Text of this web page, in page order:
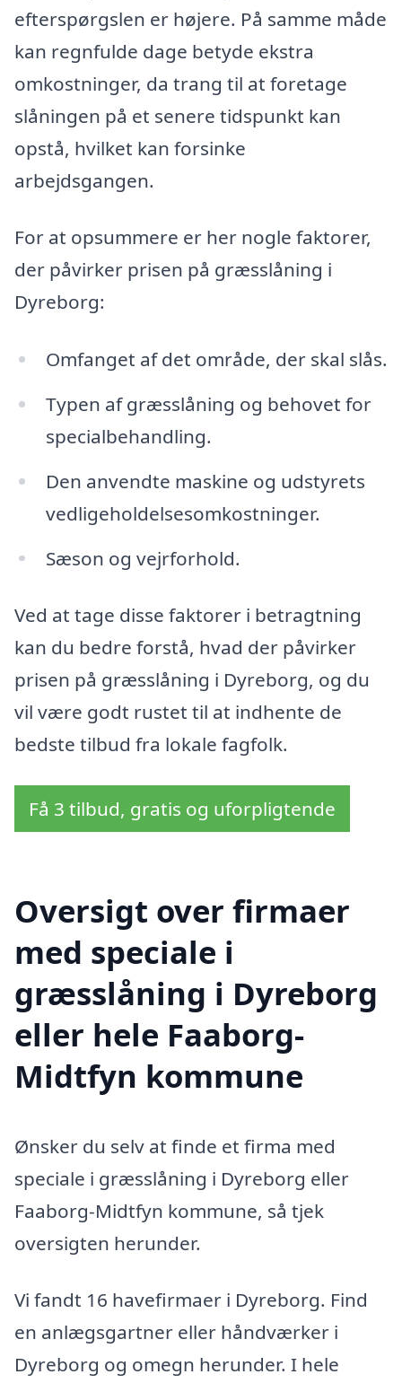
efterspørgslen er højere. På samme måde
kan regnfulde dage betyde ekstra
omkostninger, da trang til at foretage
slåningen på et senere tidspunkt kan
opstå, hvilket kan forsinke
arbejdsgangen.
For at opsummere er her nogle faktorer,
der påvirker prisen på græsslåning i
Dyreborg:
Omfanget af det område, der skal slås.
Typen af græsslåning og behovet for
specialbehandling.
Den anvendte maskine og udstyrets
vedligeholdelsesomkostninger.
Sæson og vejrforhold.
Ved at tage disse faktorer i betragtning
kan du bedre forstå, hvad der påvirker
prisen på græsslåning i Dyreborg, og du
vil være godt rustet til at indhente de
bedste tilbud fra lokale fagfolk.
Få 3 tilbud, gratis og uforpligtende
Oversigt over firmaer
med speciale i
græsslåning i Dyreborg
eller hele Faaborg-
Midtfyn kommune
Ønsker du selv at finde et firma med
speciale i græsslåning i Dyreborg eller
Faaborg-Midtfyn kommune, så tjek
oversigten herunder.
Vi fandt 16 havefirmaer i Dyreborg. Find
en anlægsgartner eller håndværker i
Dyreborg og omegn herunder. I hele